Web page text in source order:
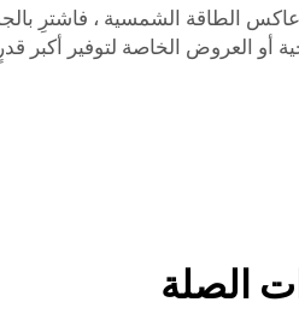
عاكس الطاقة الشمسية ، فاشترِ
أو العروض الخاصة لتوفير أكبر
الصلة